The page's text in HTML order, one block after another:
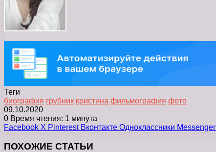
Теги
биография грубник кристина фильмография фото
09.10.2020
0 Время чтения: 1 минута
Facebook X Pinterest Вконтакте Одноклассники Messenger
ПОХОЖИЕ СТАТЬИ